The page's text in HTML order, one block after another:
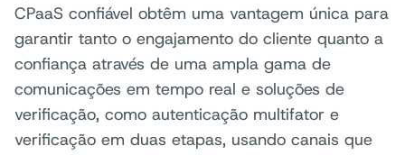
CPaaS confiável obtêm uma vantagem única para
garantir tanto o engajamento do cliente quanto a
confiança através de uma ampla gama de
comunicações em tempo real e soluções de
verificação, como autenticação multifator e
verificação em duas etapas, usando canais que